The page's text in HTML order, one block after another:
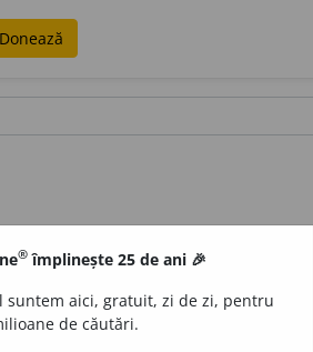
Donează
® împlinește 25 de ani 🎉
suntem aici, gratuit, zi de zi, pentru
de căutări.